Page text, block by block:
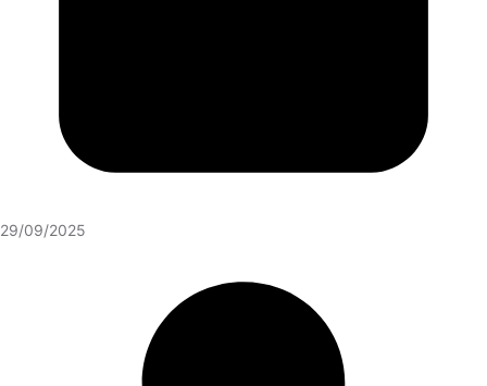
29/09/2025